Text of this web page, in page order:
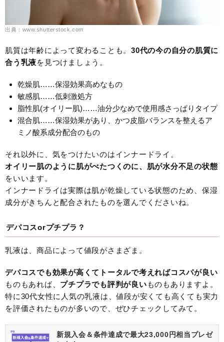
出典：www.shutterstock.com
肌質は年齢によって変わることも。 30代の今の自分の肌質に
合う乳液を見つけましょう。
乾燥肌……保湿効果高めなもの
敏感肌……低刺激処方
脂性肌(オイリー肌)……油分少なめで使用感さっぱりタイプ
混合肌……保湿効果があり、かつ皮脂バランスを整えるア
ミノ酸系成分配合のもの
それ以外に、気をつけたいのはインナードライ。
オイリー肌のように肌がべたつくのに、肌が水分不足の状態
をいいます。
インナードライは実際は肌が乾燥している状態のため、保湿
成分がきちんと配合されたものを選んでくださいね。
デパコスorプチプラ？
乳液は、商品によって値段がさまざま。
デパコスでも効果が高くてトータルで考えればコスパが良い
ものもあれば、 プチプラでも評判が良いものもありますよ。
特に30代女性に人気の乳液は、値段が安くても高くても実力
を評価されたものが多いので、ぜひチェックしてみて。
新規入会＆条件達成で最大23,000円相当プレゼ